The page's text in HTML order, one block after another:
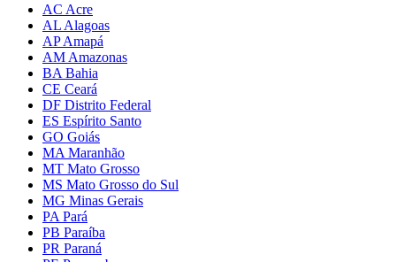
AC Acre
AL Alagoas
AP Amapá
AM Amazonas
BA Bahia
CE Ceará
DF Distrito Federal
ES Espírito Santo
GO Goiás
MA Maranhão
MT Mato Grosso
MS Mato Grosso do Sul
MG Minas Gerais
PA Pará
PB Paraíba
PR Paraná